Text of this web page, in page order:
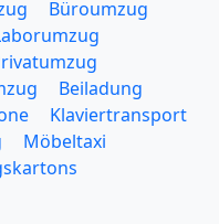
Büroumzug
Beiladung
Klaviertransport
Möbeltaxi